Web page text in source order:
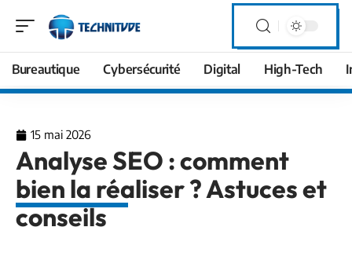
Bureautique Cybersécurité Digital High-Tech
15 mai 2026
Analyse SEO : comment
bien la réaliser ? Astuces et
conseils